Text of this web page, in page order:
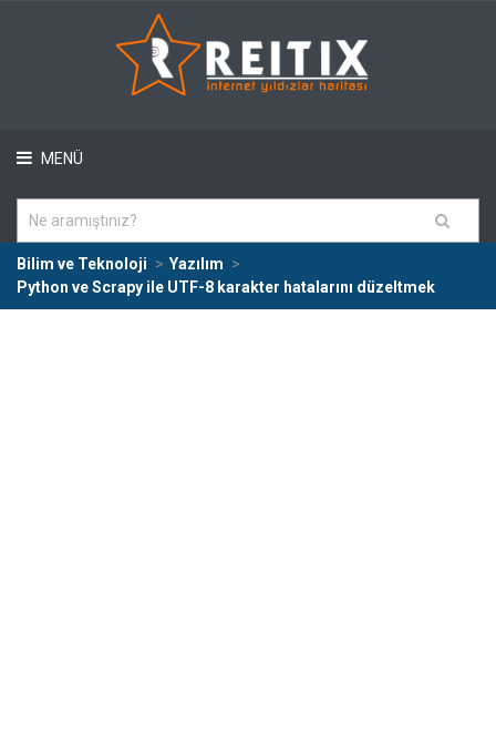
MENÜ
Bilim ve Teknoloji
Yazılım
Python ve Scrapy ile UTF-8 karakter hatalarını düzeltmek